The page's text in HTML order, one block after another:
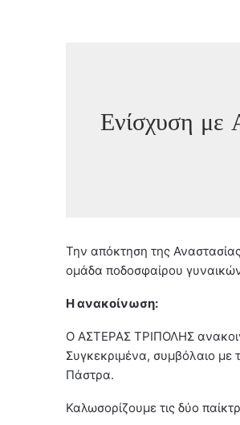
Ενίσχυση με
Την απόκτηση της
ομάδα ποδοσφαίρου
Η ανακοίνωση:
Ο ΑΣΤΕΡΑΣ ΤΡΙΠΟΛΗΣ
Συγκεκριμένα, συμβόλαιο
Πάστρα.
Καλωσορίζουμε τις δύο